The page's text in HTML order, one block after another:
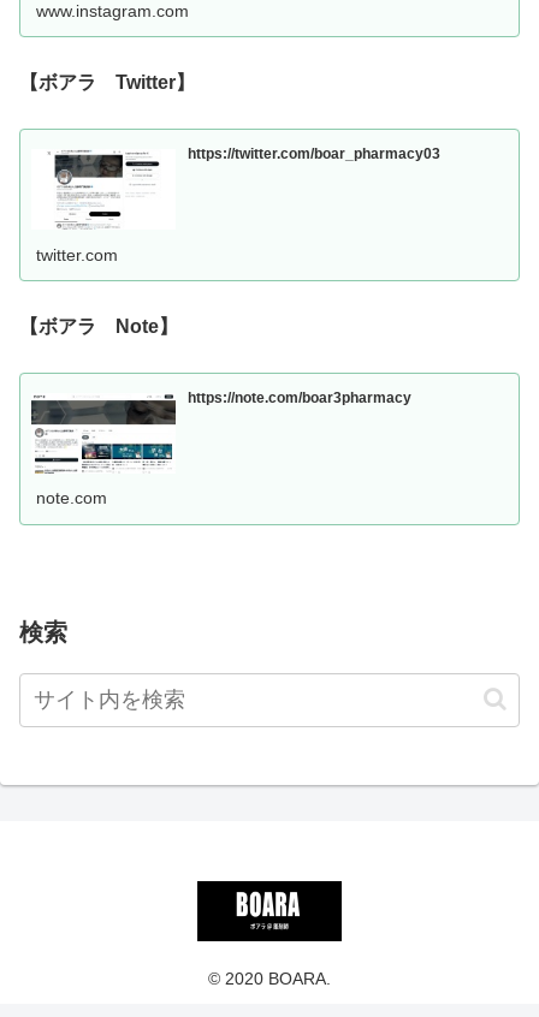
www.instagram.com
【ボアラ Twitter】
https://twitter.com/boar_pharmacy03
twitter.com
【ボアラ Note】
https://note.com/boar3pharmacy
note.com
検索
© 2020 BOARA.